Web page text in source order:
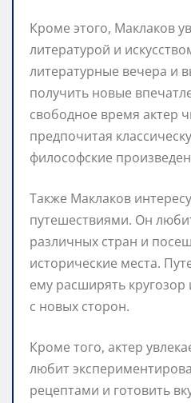
Кроме этого, Маклаков
литературой и
литературные вечера и
получить новые
свободное время актер
предпочитая
философские
Также Маклаков
путешествиями. Он
различных стран и
исторические места.
ему расширять
с новых сторон.
Кроме того, актер
любит
рецептами и готовить